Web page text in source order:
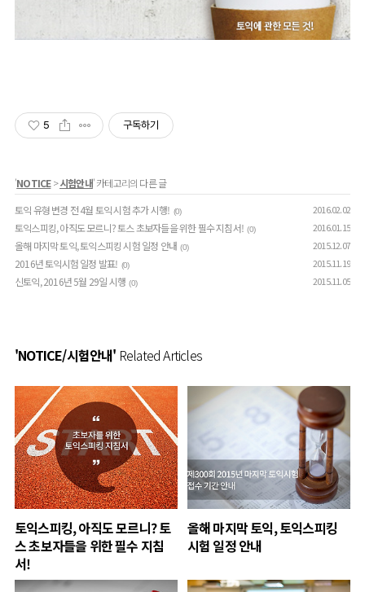
5 구독하기
'NOTICE>시험안내' 카테고리의 다른 글
토익 유형 변경 전 4월 토익 시험 추가 시행! (0) 2016.02.02
토익스피킹, 아직도 모르니? 토스 초보자들을 위한 필수 지침서! (0) 2016.01.15
올해 마지막 토익, 토익스피킹 시험 일정 안내 (0) 2015.12.07
2016년 토익시험 일정 발표! (0) 2015.11.19
신토익, 2016년 5월 29일 시행 (0) 2015.11.05
'NOTICE/시험안내' Related Articles
토익스피킹, 아직도 모르니? 토
스 초보자들을 위한 필수 지침
서!
올해 마지막 토익, 토익스피킹
시험 일정 안내